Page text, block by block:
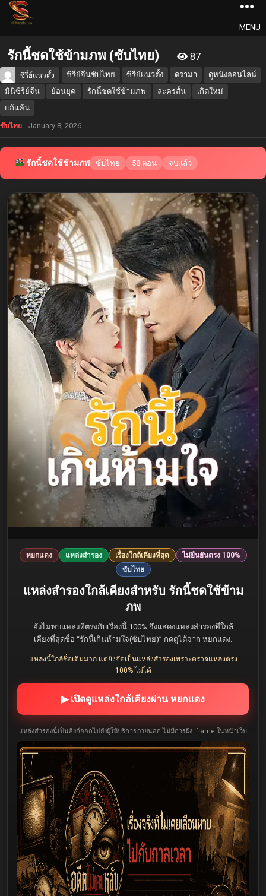
MENU
รักนี้ชดใช้ข้ามภพ (ซับไทย) 87
ซีรี่ย์แนวตั้ง ซีรี่ย์จีนซับไทย ซีรี่ย์แนวตั้ง ดราม่า
ดูหนังออนไลน์
มินิซีรี่ย์จีน
ย้อนยุค รักนี้ชดใช้ข้ามภพ ละครสั้น
เกิดใหม่
แก้แค้น
ซับไทย January 8, 2026
รักนี้ชดใช้ข้ามภพ ซับไทย 58 ตอน จบแล้ว
หยกแดง แหล่งสำรอง เรื่องใกล้เคียงที่สุด
ไม่ยืนยันตรง 100%
ซับไทย
แหล่งสำรองใกล้เคียงสำหรับ รักนี้ชดใช้ข้าม
ภพ
ยังไม่พบแหล่งที่ตรงกับเรื่องนี้ 100% จึงแสดงแหล่งสำรองที่ใกล้
เคียงที่สุดชื่อ “รักนี้เกินห้ามใจ(ซับไทย)” กดดูได้จาก หยกแดง.
แหล่งนี้ใกล้ชื่อเดิมมาก แต่ยังจัดเป็นแหล่งสำรองเพราะตรวจแหล่งตรง
100% ไม่ได้
▶ เปิดดูแหล่งใกล้เคียงผ่าน หยกแดง
แหล่งสำรองนี้เป็นลิงก์ออกไปยังผู้ให้บริการภายนอก ไม่มีการฝัง iframe ในหน้าเว็บ